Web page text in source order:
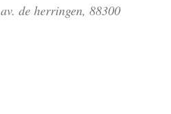
av. de herringen, 88300
Épuisé